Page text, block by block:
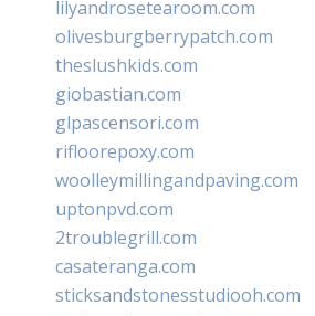
lilyandrosetearoom.com
olivesburgberrypatch.com
theslushkids.com
giobastian.com
glpascensori.com
rifloorepoxy.com
woolleymillingandpaving.com
uptonpvd.com
2troublegrill.com
casateranga.com
sticksandstonesstudiooh.com